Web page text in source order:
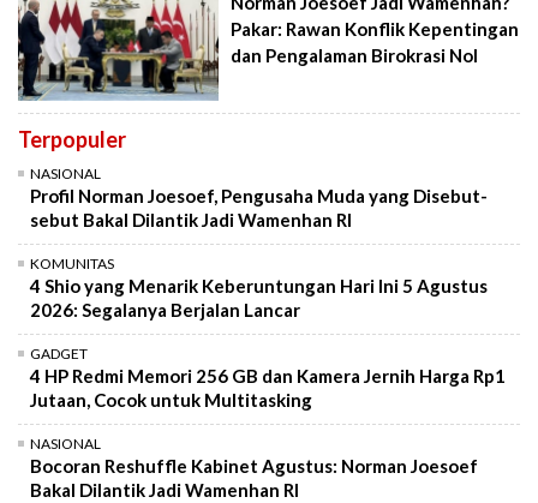
Pakar: Rawan Konflik Kepentingan
dan Pengalaman Birokrasi Nol
Terpopuler
NASIONAL
Profil Norman Joesoef, Pengusaha Muda yang Disebut-
sebut Bakal Dilantik Jadi Wamenhan RI
KOMUNITAS
4 Shio yang Menarik Keberuntungan Hari Ini 5 Agustus
2026: Segalanya Berjalan Lancar
GADGET
4 HP Redmi Memori 256 GB dan Kamera Jernih Harga Rp1
Jutaan, Cocok untuk Multitasking
NASIONAL
Bocoran Reshuffle Kabinet Agustus: Norman Joesoef
Bakal Dilantik Jadi Wamenhan RI